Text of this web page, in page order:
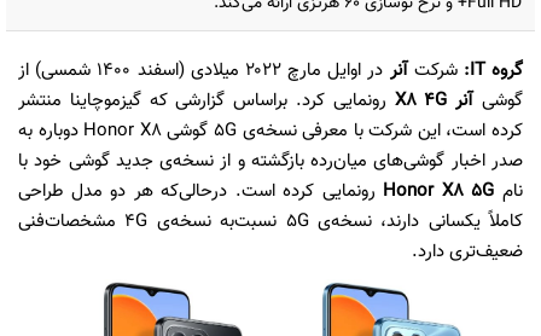
گروه IT: شرکتآنر
در اوایل مارچ ۲۰۲۲ میلادی (اسفند ۱۴۰۰ شمسی) از
گوشیآنر X8 4G
رونمایی کرد. براساس گزارشی که گیزموچاینا منتشر
کرده است، این شرکت با معرفی نسخه‌ی 5G گوشی Honor X8 دوباره به
صدر اخبار گوشی‌های میان‌رده بازگشته و از نسخه‌ی جدید گوشی خود با
نامHonor X8 5G
رونمایی کرده است. درحالی‌که هر دو مدل طراحی
کاملاً یکسانی دارند، نسخه‌ی 5G نسبت‌به نسخه‌ی 4G مشخصات‌فنی
ضعیف‌تری دارد.